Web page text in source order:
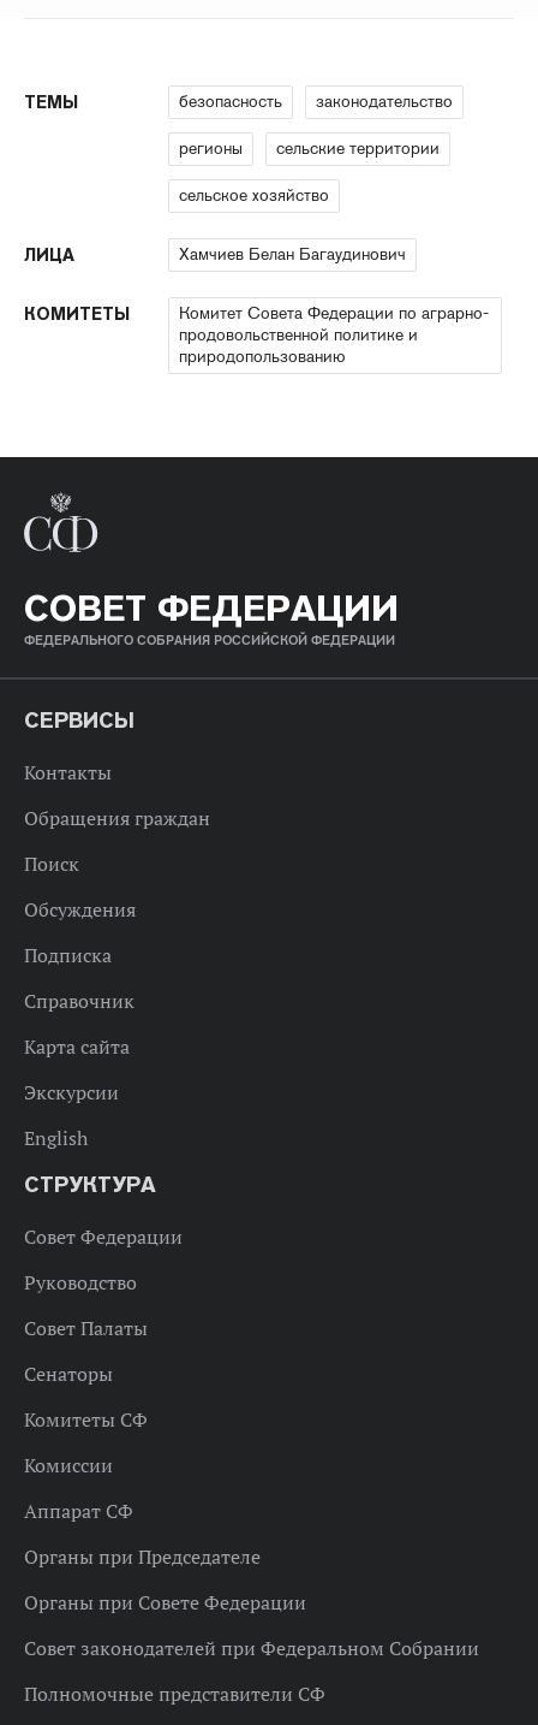
ТЕМЫ безопасность законодательство
регионы сельские территории
сельское хозяйство
ЛИЦА Хамчиев Белан Багаудинович
КОМИТЕТЫ
Комитет Совета Федерации по аграрно-
продовольственной политике и
природопользованию
СОВЕТ ФЕДЕРАЦИИ
ФЕДЕРАЛЬНОГО СОБРАНИЯ РОССИЙСКОЙ ФЕДЕРАЦИИ
СЕРВИСЫ
Контакты
Обращения граждан
Поиск
Обсуждения
Подписка
Справочник
Карта сайта
Экскурсии
English
СТРУКТУРА
Совет Федерации
Руководство
Совет Палаты
Сенаторы
Комитеты СФ
Комиссии
Аппарат СФ
Органы при Председателе
Органы при Совете Федерации
Совет законодателей при Федеральном Собрании
Полномочные представители СФ